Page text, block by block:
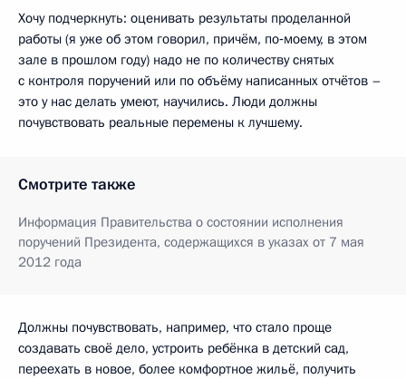
Хочу подчеркнуть: оценивать результаты проделанной
работы (я уже об этом говорил, причём, по‑моему, в этом
зале в прошлом году) надо не по количеству снятых
с контроля поручений или по объёму написанных отчётов –
это у нас делать умеют, научились. Люди должны
почувствовать реальные перемены к лучшему.
Смотрите также
Информация Правительства о состоянии исполнения
поручений Президента, содержащихся в указах от 7 мая
2012 года
Должны почувствовать, например, что стало проще
создавать своё дело, устроить ребёнка в детский сад,
переехать в новое, более комфортное жильё, получить